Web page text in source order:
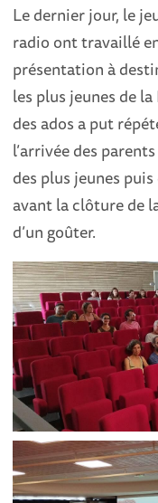
Le dernier jour, le
radio ont travaillé
présentation à
les plus jeunes de
des ados a put
l’arrivée des
des plus jeunes
avant la clôture de
d’un goûter.